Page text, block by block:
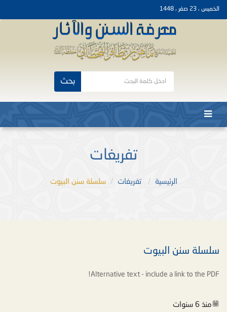
الخميس ، 23 صفر ، 1448
بحث
تفريغات
الرئيسية تفريغات سلسلة سنن البيوت
سلسلة سنن البيوت
Alternative text - include a link to the PDF!
منذ 6 سنوات